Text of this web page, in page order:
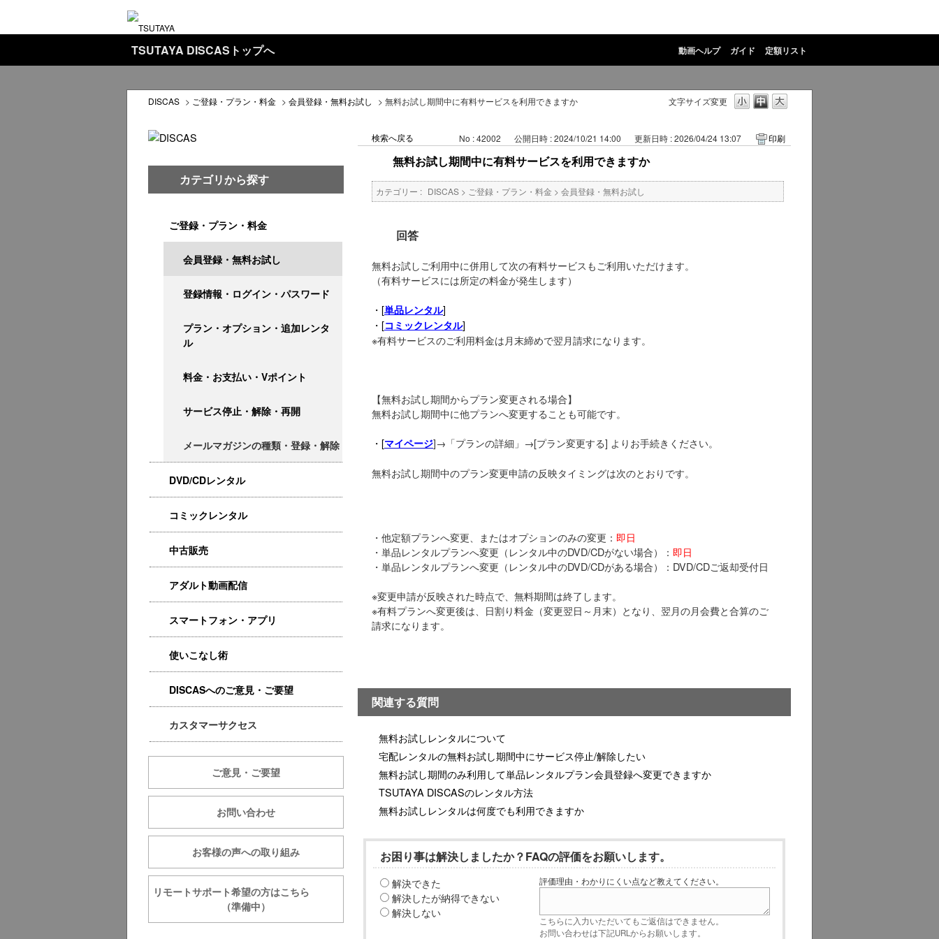
TSUTAYA DISCASトップへ 動画ヘルプ ガイド 定額リスト
文字サイズ変更
DISCAS > ご登録・プラン・料金 > 会員登録・無料お試し > 無料お試し期間中に有料サービスを利用できますか
カテゴリから探す
ご登録・プラン・料金
会員登録・無料お試し
登録情報・ログイン・パスワード
プラン・オプション・追加レンタ
ル
料金・お支払い・Vポイント
サービス停止・解除・再開
メールマガジンの種類・登録・解除
DVD/CDレンタル
コミックレンタル
中古販売
アダルト動画配信
スマートフォン・アプリ
使いこなし術
DISCASへのご意見・ご要望
カスタマーサクセス
ご意見・ご要望
お問い合わせ
お客様の声への取り組み
リモートサポート希望の方はこちら
（準備中）
検索へ戻る No : 42002 公開日時 : 2024/10/21 14:00 更新日時 : 2026/04/24 13:07 印刷
無料お試し期間中に有料サービスを利用できますか
カテゴリー : DISCAS > ご登録・プラン・料金 > 会員登録・無料お試し
回答
無料お試しご利用中に併用して次の有料サービスもご利用いただけます。
（有料サービスには所定の料金が発生します）
・[単品レンタル]
・[コミックレンタル]
※有料サービスのご利用料金は月末締めで翌月請求になります。
【無料お試し期間からプラン変更される場合】
無料お試し期間中に他プランへ変更することも可能です。
・[マイページ]→「プランの詳細」→[プラン変更する] よりお手続きください。
無料お試し期間中のプラン変更申請の反映タイミングは次のとおりです。
・他定額プランへ変更、またはオプションのみの変更： 即日
・単品レンタルプランへ変更（レンタル中のDVD/CDがない場合）： 即日
・単品レンタルプランへ変更（レンタル中のDVD/CDがある場合）：DVD/CDご返却受付日
※変更申請が反映された時点で、無料期間は終了します。
※有料プランへ変更後は、日割り料金（変更翌日～月末）となり、翌月の月会費と合算のご
請求になります。
関連する質問
無料お試しレンタルについて
宅配レンタルの無料お試し期間中にサービス停止/解除したい
無料お試し期間のみ利用して単品レンタルプラン会員登録へ変更できますか
TSUTAYA DISCASのレンタル方法
無料お試しレンタルは何度でも利用できますか
お困り事は解決しましたか？FAQの評価をお願いします。
解決できた
解決したが納得できない
解決しない
評価理由・わかりにくい点など教えてください。
こちらに入力いただいてもご返信はできません。
お問い合わせは下記URLからお願いします。